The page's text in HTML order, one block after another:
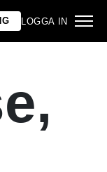
LOGGA IN